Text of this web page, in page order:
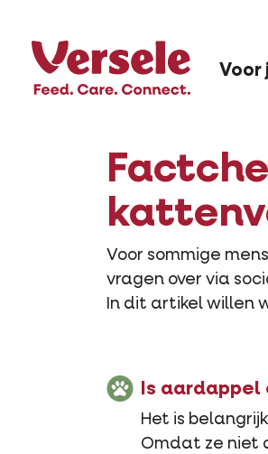
Voor
Voor sommige
vragen over via
In dit artikel willen
Is aardappel
Het is
Omdat ze niet